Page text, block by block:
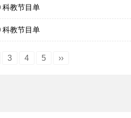
科教节目单
科教节目单
3 4 5 ››